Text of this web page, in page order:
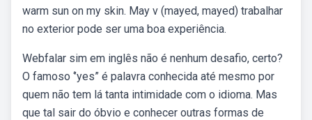
warm sun on my skin. May v (mayed, mayed) trabalhar
no exterior pode ser uma boa experiência.
Webfalar sim em inglês não é nenhum desafio, certo?
O famoso ‘’yes” é palavra conhecida até mesmo por
quem não tem lá tanta intimidade com o idioma. Mas
que tal sair do óbvio e conhecer outras formas de